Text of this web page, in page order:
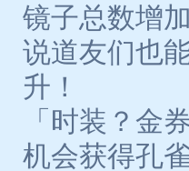
镜子总数增
说道友们也
升！
「时装？金
机会获得孔